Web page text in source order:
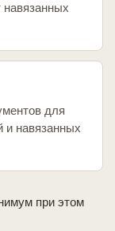
для
и навязанных
при этом